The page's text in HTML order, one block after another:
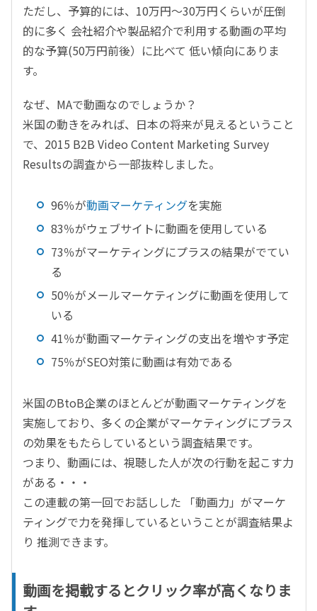
ただし、予算的には、10万円～30万円くらいが圧倒
的に多く 会社紹介や製品紹介で利用する動画の平均
的な予算(50万円前後）に比べて 低い傾向にありま
す。
なぜ、MAで動画なのでしょうか？
米国の動きをみれば、日本の将来が見えるということ
で、2015 B2B Video Content Marketing Survey
Resultsの調査から一部抜粋しました。
96％が動画マーケティングを実施
83％がウェブサイトに動画を使用している
73％がマーケティングにプラスの結果がでてい
る
50％がメールマーケティングに動画を使用して
いる
41％が動画マーケティングの支出を増やす予定
75％がSEO対策に動画は有効である
米国のBtoB企業のほとんどが動画マーケティングを
実施しており、多くの企業がマーケティングにプラス
の効果をもたらしているという調査結果です。
つまり、動画には、視聴した人が次の行動を起こす力
がある・・・
この連載の第一回でお話しした 「動画力」がマーケ
ティングで力を発揮しているということが調査結果よ
り 推測できます。
動画を掲載するとクリック率が高くなりま